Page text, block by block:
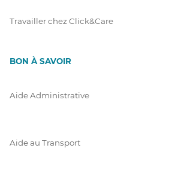
Travailler chez Click&Care
BON À SAVOIR
Aide Administrative
Aide au Transport